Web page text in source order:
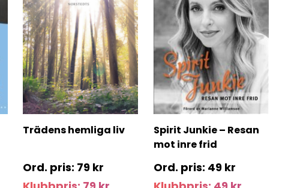
Trädens hemliga liv
79 kr
Spirit Junkie – Resan
mot inre frid
49 kr